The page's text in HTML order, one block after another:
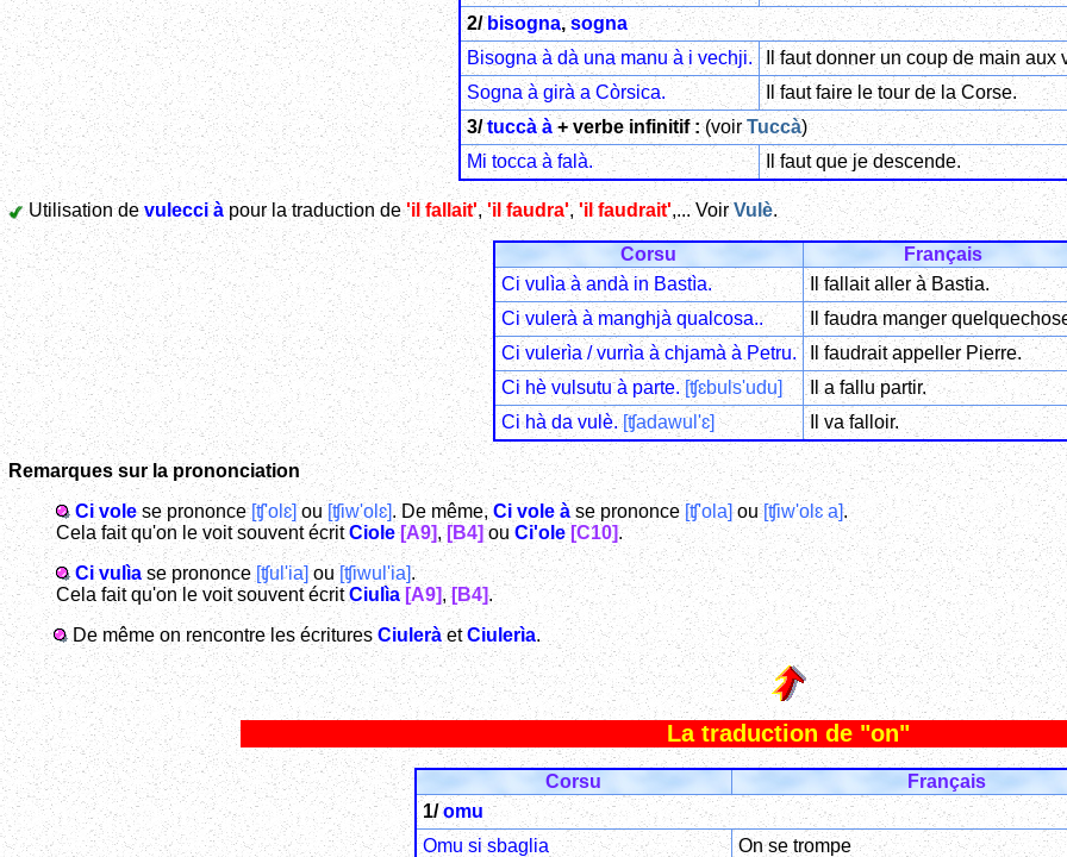
2/bisogna,sogna
Bisogna à dà una manu à i vechji.
Il faut donner un coup de main aux
Sogna à girà a Còrsica.
Il faut faire le tour de la Corse.
3/tuccà à+ verbe infinitif :(voirTuccà)
Mi tocca à falà.
Il faut que je descende.
Utilisation de vulecci à pour la traduction de'il fallait','il faudra', 'il faudrait',... VoirVulè.
Corsu
Français
Ci vulìa à andà in Bastìa.
Il fallait aller à Bastia.
Ci vulerà à manghjà qualcosa..
Il faudra manger
Ci vulerìa / vurrìa à chjamà à Petru.
Il faudrait appeller Pierre.
Ci hè vulsutu à parte.[ʧɛbuls'udu]
Il a fallu partir.
Ci hà da vulè.[ʧadawul'ɛ] Il va falloir.
Remarques sur la prononciation
Ci vole se prononce[ʧ'olɛ]ou [ʧiw'olɛ]. De même, Ci vole àse prononce [ʧ'ola] ou[ʧiw'olɛ a].
Cela fait qu'on le voit souvent écritCiole [A9],[B4]ou Ci'ole [C10].
Ci vulìase prononce [ʧul'ia] ou [ʧiwul'ia].
Cela fait qu'on le voit souvent écritCiulìa [A9],[B4].
De même on rencontre les écrituresCiuleràetCiulerìa.
La traduction de "on"
Corsu
Français
1/omu
Omu si sbaglia
On se trompe